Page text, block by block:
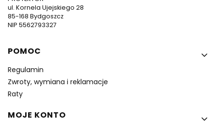
ul. Kornela Ujejskiego 28
85-168 Bydgoszcz
NIP 5562793327
Linki w stopce
POMOC
Regulamin
Zwroty, wymiana i reklamacje
Raty
MOJE KONTO